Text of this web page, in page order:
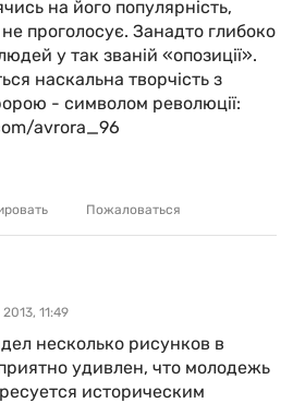
на його популярність,
проголосує. Занадто глибоко
у так званій «опозиції».
наскальна творчість з
- символом революції:
avrora_96
Пожаловаться
11:49
несколько рисунков в
удивлен, что молодежь
историческим